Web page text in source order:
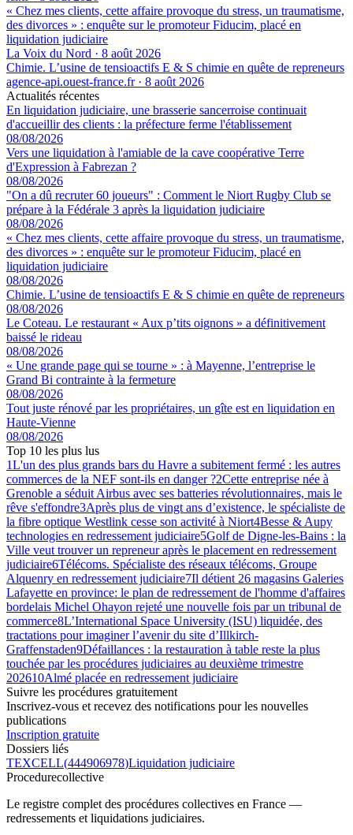
« Chez mes clients, cette affaire provoque du stress, un traumatisme,
des divorces » : enquête sur le promoteur Fiducim, placé en
liquidation judiciaire
La Voix du Nord · 8 août 2026
Chimie. L’usine de tensioactifs E & S chimie en quête de repreneurs
agence-api.ouest-france.fr· 8 août 2026
Actualités récentes
En liquidation judiciaire, une brasserie sancerroise continuait
d'accueillir des clients : la préfecture ferme l'établissement
08/08/2026
Vers une liquidation à l'amiable de la cave coopérative Terre
d'Expression à Fabrezan ?
08/08/2026
"On a dû recruter 60 joueurs" : Comment le Niort Rugby Club se
prépare à la Fédérale 3 après la liquidation judiciaire
08/08/2026
« Chez mes clients, cette affaire provoque du stress, un traumatisme,
des divorces » : enquête sur le promoteur Fiducim, placé en
liquidation judiciaire
08/08/2026
Chimie. L’usine de tensioactifs E & S chimie en quête de repreneurs
08/08/2026
Le Coteau. Le restaurant « Aux p’tits oignons » a définitivement
baissé le rideau
08/08/2026
« Une grande page qui se tourne » : à Mayenne, l’entreprise le
Grand Bi contrainte à la fermeture
08/08/2026
Tout juste rénové par les propriétaires, un gîte est en liquidation en
Haute-Vienne
08/08/2026
Top 10 les plus lus
1L'un des plus grands bars du Havre a subitement fermé : les autres
commerces de la NEF sont-ils en danger ?2Cette entreprise née à
Grenoble a séduit Airbus avec ses batteries révolutionnaires, mais le
rêve s'effondre3Après plus de vingt ans d’existence, le spécialiste de
la fibre optique Westlink cesse son activité à Niort4Besse & Aupy
technologies en redressement judiciaire5Golf de Digne-les-Bains : la
Ville veut trouver un repreneur après le placement en redressement
judiciaire6Télécoms. Spécialiste des réseaux télécoms, Groupe
Alquenry en redressement judiciaire7Il détient 26 magasins Galeries
Lafayette en province: le plan de redressement de l'homme d'affaires
bordelais Michel Ohayon rejeté une nouvelle fois par un tribunal de
commerce8L’International Space University (ISU) liquidée, des
tractations pour imaginer l’avenir du site d’Illkirch-
Graffenstaden9Défaillances : la restauration à table reste la plus
touchée par les procédures judiciaires au deuxième trimestre
202610Almé placée en redressement judiciaire
Suivre les procédures gratuitement
Inscrivez-vous et recevez des notifications pour les nouvelles
publications
Inscription gratuite
Dossiers liés
TEXCELL(444906978)Liquidation judiciaire
Procedurecollective
Le registre complet des procédures collectives en France —
redressements et liquidations judiciaires.